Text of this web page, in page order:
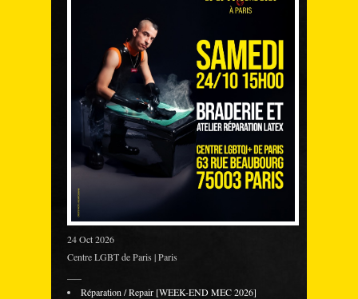
24 Oct 2026
Centre LGBT de Paris | Paris
Réparation / Repair [WEEK-END MEC 2026]